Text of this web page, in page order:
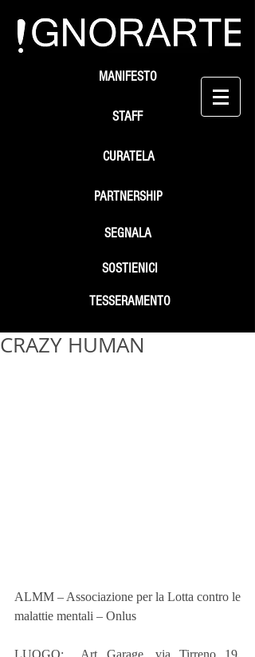
STAFF
SEGNALA
SOSTIENICI
MANIFESTO
PARTNERSHIP
TESSERAMENTO
CURATELA
CRAZY HUMAN
ALMM – Associazione per la Lotta contro le
malattie mentali – Onlus
LUOGO:  Art Garage, via Tirreno 19,